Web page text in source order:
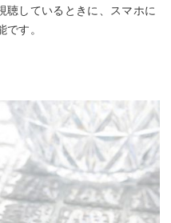
聴しているときに、スマホに
す。